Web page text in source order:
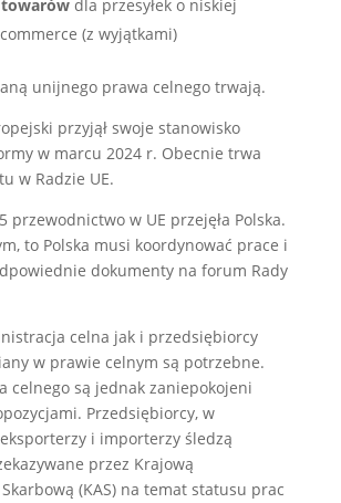
dla przesyłek o niskiej
(z wyjątkami)
unijnego prawa celnego trwają.
przyjął swoje stanowisko
w marcu 2024 r. Obecnie trwa
w Radzie UE.
przewodnictwo w UE przejęła Polska.
to Polska musi koordynować prace i
dokumenty na forum Rady
celna jak i przedsiębiorcy
w prawie celnym są potrzebne.
celnego są jednak zaniepokojeni
Przedsiębiorcy, w
i importerzy śledzą
przez Krajową
(KAS) na temat statusu prac